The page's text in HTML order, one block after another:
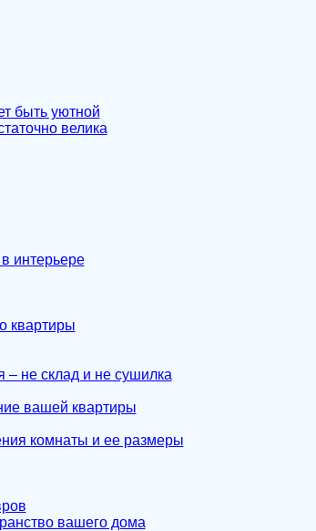
быть уютной
велика
интерьере
квартиры
– не склад и не сушилка
вашей квартиры
комнаты и ее размеры
вашего дома